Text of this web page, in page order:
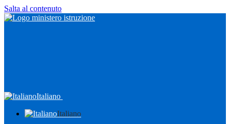
Salta al contenuto
Italiano
Italiano